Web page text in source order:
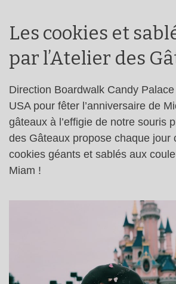
Les cookies et
par l’Atelier des
Direction Boardwalk Candy
USA pour fêter l’anniversaire de
gâteaux à l’effigie de notre souris
des Gâteaux propose chaque jour
cookies géants et sablés aux
Miam !